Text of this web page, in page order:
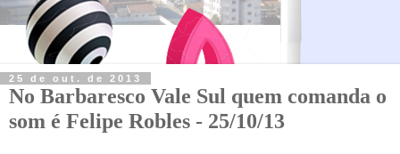
25 de out. de 2013
No Barbaresco Vale Sul quem comanda o
som é Felipe Robles - 25/10/13